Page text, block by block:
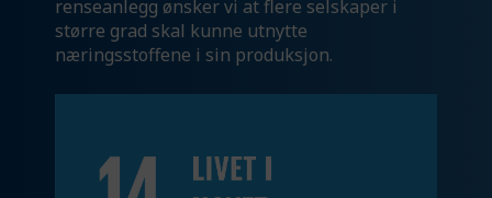
renseanlegg ønsker vi at flere selskaper i
større grad skal kunne utnytte
næringsstoffene i sin produksjon.